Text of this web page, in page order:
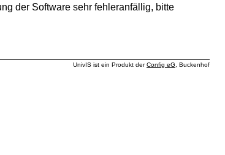
der Software sehr fehleranfällig, bitte
UnivIS ist ein Produkt derConfig eG , Buckenhof